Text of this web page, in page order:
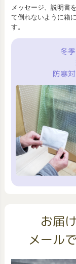
メッセージ、説明書
て倒れないように箱
す。
冬
防寒
お届
メール